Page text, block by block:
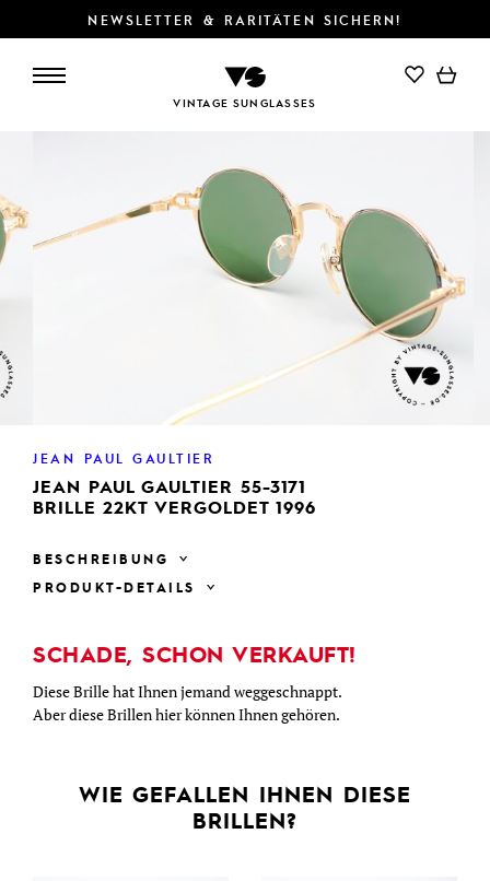
NEWSLETTER & RARITÄTEN SICHERN!
VINTAGE SUNGLASSES
JEAN PAUL GAULTIER
JEAN PAUL GAULTIER 55-3171
BRILLE 22KT VERGOLDET 1996
BESCHREIBUNG
PRODUKT-DETAILS
SCHADE, SCHON VERKAUFT!
Diese Brille hat Ihnen jemand weggeschnappt.
Aber diese Brillen hier können Ihnen gehören.
WIE GEFALLEN IHNEN DIESE
BRILLEN?